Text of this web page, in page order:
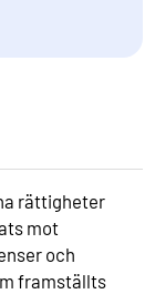
rättigheter
mot
och
framställts